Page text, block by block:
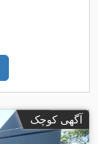
آگهی کوچک